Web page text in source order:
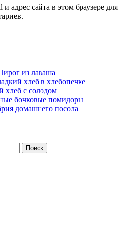
адрес сайта в этом браузере для
из лаваша
хлеб в хлебопечке
хлеб с солодом
бочковые помидоры
домашнего посола